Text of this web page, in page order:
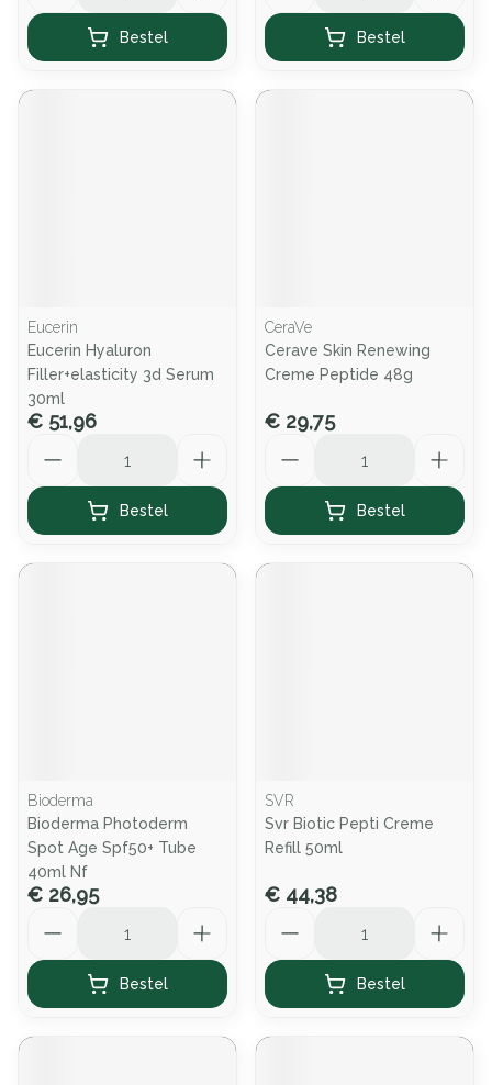
Bestel Bestel
Eucerin
Eucerin Hyaluron
Filler+elasticity 3d Serum
30ml
€ 51,96
Bestel
CeraVe
Cerave Skin Renewing
Creme Peptide 48g
€ 29,75
Bestel
Bioderma
Bioderma Photoderm
Spot Age Spf50+ Tube
40ml Nf
€ 26,95
Bestel
SVR
Svr Biotic Pepti Creme
Refill 50ml
€ 44,38
Bestel